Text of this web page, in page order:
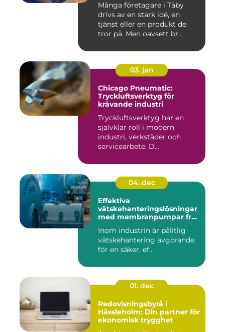
Många företagare i Täby
drivs av en stark idé, en
tjänst eller en produkt de
tror på. Men oavsett br...
03. jan
Chicago Pneumatic:
Tryckluftsverktyg för
krävande industri
Tryckluftsverktyg har en
självklar roll i modern
industri, verkstäder och
servicearbete. D...
04. dec
Effektiva
vätskehanteringslösningar
med membranpumpar från
Inom industrin är pålitlig
vätskehantering avgörande
för en säker, ef...
01. dec
Redovisningsbyrå i
Hässleholm: Din partner för
ekonomisk trygghet